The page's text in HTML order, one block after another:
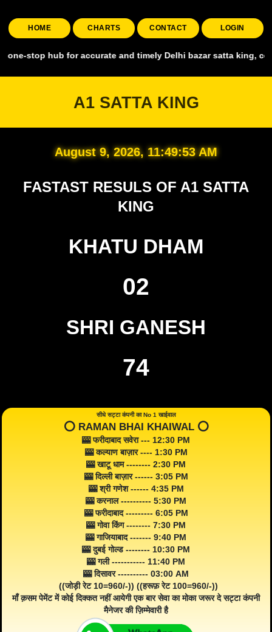
HOME CHARTS CONTACT LOGIN
hub for accurate and timely Delhi bazar satta king,
A1 SATTA KING
August 9, 2026, 11:49:54 AM
FASTAST RESULS OF A1 SATTA
KING
KHATU DHAM
02
SHRI GANESH
74
सीधे सट्टा कंपनी का No 1 खाईवाल
⭕️ RAMAN BHAI KHAIWAL ⭕️
🎰 फरीदाबाद सवेरा --- 12:30 PM
🎰 कल्याण बाज़ार ---- 1:30 PM
🎰 खाटू धाम -------- 2:30 PM
🎰 दिल्ली बाज़ार ------ 3:05 PM
🎰 श्री गणेश ------ 4:35 PM
🎰 करनाल ---------- 5:30 PM
🎰 फरीदाबाद --------- 6:05 PM
🎰 गोवा किंग -------- 7:30 PM
🎰 गाजियाबाद ------- 9:40 PM
🎰 दुबई गोल्ड -------- 10:30 PM
🎰 गली ----------- 11:40 PM
🎰 दिसावर ---------- 03:00 AM
((जोड़ी रेट 10=960/-)) ((हरूफ़ रेट 100=960/-))
माँ क़सम पेमेंट में कोई दिक्कत नहीं आयेगी एक बार सेवा का मोका जरूर दे सट्टा कंपनी
मैनेजर की ज़िम्मेवारी है